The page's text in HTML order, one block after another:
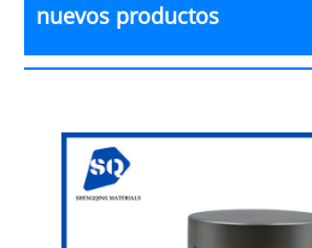
nuevos productos